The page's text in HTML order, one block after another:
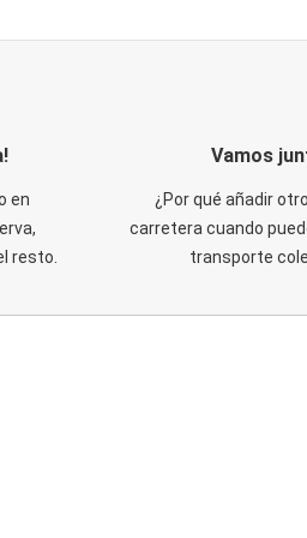
en
resto.
Vamos
¿Por qué añadir
carretera cuando
transporte